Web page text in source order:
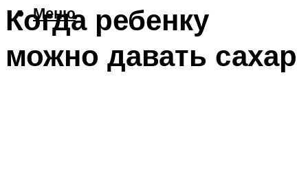
Меню
Когда ребенку
можно давать сахар